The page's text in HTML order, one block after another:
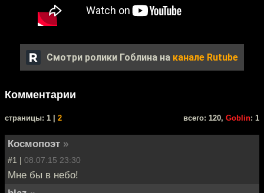
Смотри ролики Гоблина на канале Rutube
Комментарии
cтраницы: 1 | 2 всего: 120, Goblin: 1
Космопоэт »
#1 | 08.07.15 23:30
Мне бы в небо!